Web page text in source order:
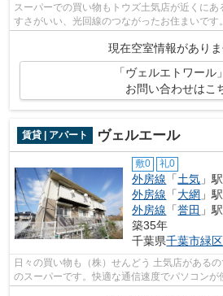
スーパーでの買い物もトウズ土気店が近くに
すさがいい、光回線のつながったお住まいです
共下水・経済的な都市ガス。連なった...
現在空室情報がありま
「ヴェルエトワール
お問い合わせはこ
賃貸 | アパート ヴェルエール
敷0 礼0
外房線 「土気 」
外房線 「大網 」
外房線 「誉田 」
築35年
千葉県千葉市緑区
日々の買い物も（株）せんどう 土気店がある
のスーパーです。快適な通信速度でパソコン